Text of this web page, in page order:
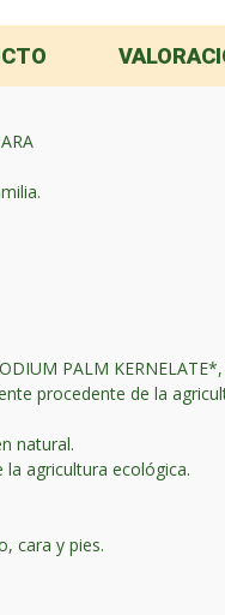
PALM
procedente de la
natural.
agricultura ecológica.
cara y pies.